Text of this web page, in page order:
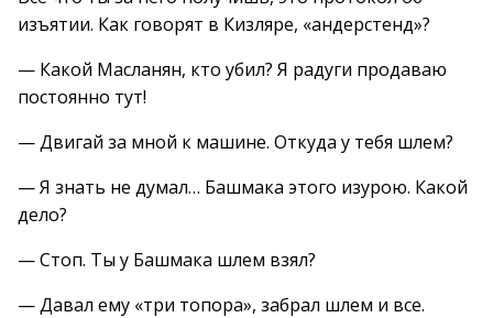
изъятии. Как говорят в Кизляре, «андерстенд»?
— Какой Масланян, кто убил? Я радуги продаваю
постоянно тут!
— Двигай за мной к машине. Откуда у тебя шлем?
— Я знать не думал… Башмака этого изурою. Какой
дело?
— Стоп. Ты у Башмака шлем взял?
— Давал ему «три топора», забрал шлем и все.